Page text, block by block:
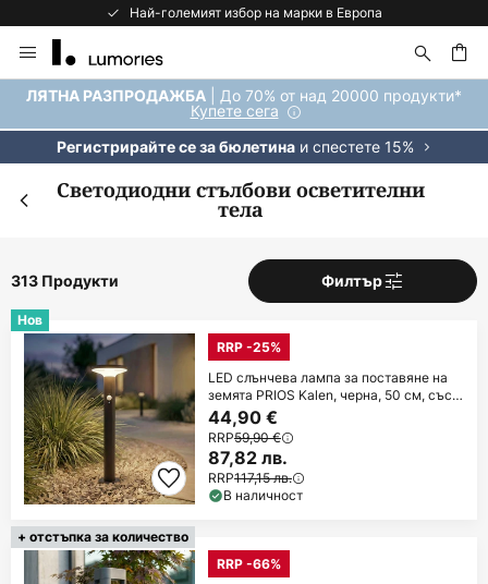
Най-големият избор на марки в Европа
Прескачане
към
съдържанието
ЛЯТНА РАЗПРОДАЖБА | До 70% от над 20000 продукти*
Купете сега
Регистрирайте се за бюлетинаи спестете 15%
Светодиодни стълбови осветителни
тела
313 Продукти Филтър
Нов
RRP -25%
LED слънчева лампа за поставяне на
земята PRIOS Kalen, черна, 50 см, със
сензор
44,90 €
RRP59,90 €
87,82 лв.
RRP117,15 лв.
В наличност
+ отстъпка за количество
RRP -66%